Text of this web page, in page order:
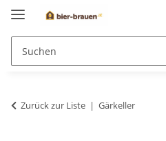
Zurück zur Liste Gärkeller